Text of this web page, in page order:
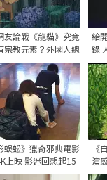
友論戰《龍貓》究竟
宗教元素？外國人總
宗教電影？
給
錄
告
日
蜈蚣》獵奇邪典電影
上映 影迷回想起15
奇葩促銷活動
《
演
的